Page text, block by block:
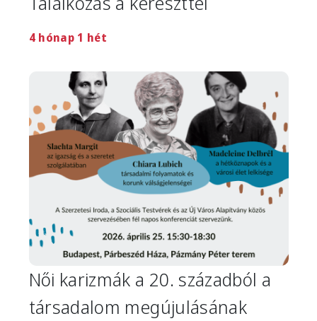
4 hónap 1 hét
Női karizmák a 20. századból a
társadalom megújulásának